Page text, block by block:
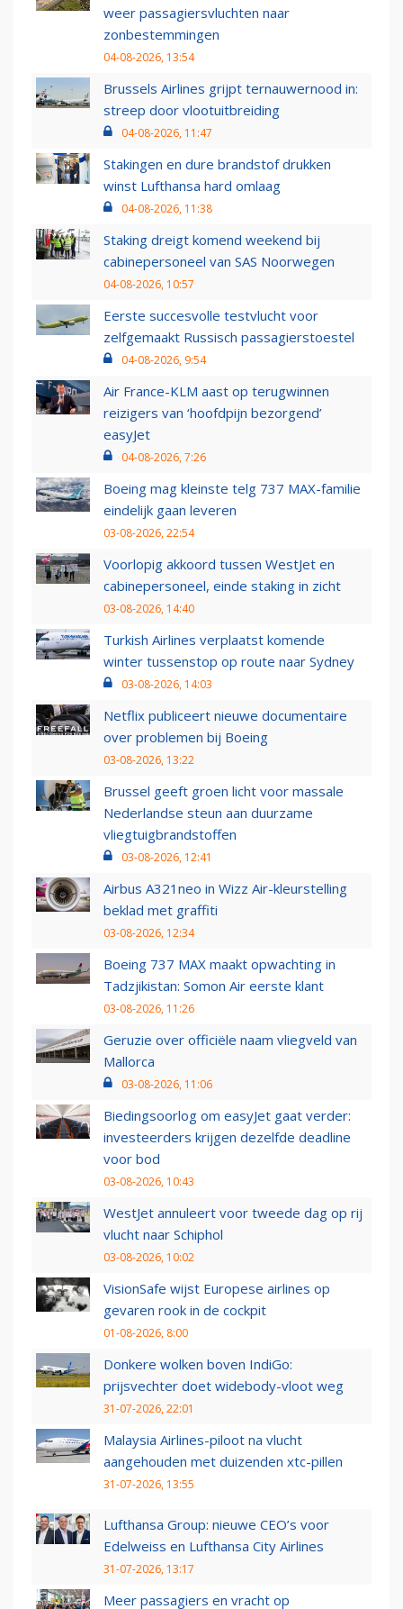
weer passagiersvluchten naar
zonbestemmingen
04-08-2026, 13:54
Brussels Airlines grijpt ternauwernood in:
streep door vlootuitbreiding
04-08-2026, 11:47
Stakingen en dure brandstof drukken
winst Lufthansa hard omlaag
04-08-2026, 11:38
Staking dreigt komend weekend bij
cabinepersoneel van SAS Noorwegen
04-08-2026, 10:57
Eerste succesvolle testvlucht voor
zelfgemaakt Russisch passagierstoestel
04-08-2026, 9:54
Air France-KLM aast op terugwinnen
reizigers van ‘hoofdpijn bezorgend’
easyJet
04-08-2026, 7:26
Boeing mag kleinste telg 737 MAX-familie
eindelijk gaan leveren
03-08-2026, 22:54
Voorlopig akkoord tussen WestJet en
cabinepersoneel, einde staking in zicht
03-08-2026, 14:40
Turkish Airlines verplaatst komende
winter tussenstop op route naar Sydney
03-08-2026, 14:03
Netflix publiceert nieuwe documentaire
over problemen bij Boeing
03-08-2026, 13:22
Brussel geeft groen licht voor massale
Nederlandse steun aan duurzame
vliegtuigbrandstoffen
03-08-2026, 12:41
Airbus A321neo in Wizz Air-kleurstelling
beklad met graffiti
03-08-2026, 12:34
Boeing 737 MAX maakt opwachting in
Tadzjikistan: Somon Air eerste klant
03-08-2026, 11:26
Geruzie over officiële naam vliegveld van
Mallorca
03-08-2026, 11:06
Biedingsoorlog om easyJet gaat verder:
investeerders krijgen dezelfde deadline
voor bod
03-08-2026, 10:43
WestJet annuleert voor tweede dag op rij
vlucht naar Schiphol
03-08-2026, 10:02
VisionSafe wijst Europese airlines op
gevaren rook in de cockpit
01-08-2026, 8:00
Donkere wolken boven IndiGo:
prijsvechter doet widebody-vloot weg
31-07-2026, 22:01
Malaysia Airlines-piloot na vlucht
aangehouden met duizenden xtc-pillen
31-07-2026, 13:55
Lufthansa Group: nieuwe CEO’s voor
Edelweiss en Lufthansa City Airlines
31-07-2026, 13:17
Meer passagiers en vracht op